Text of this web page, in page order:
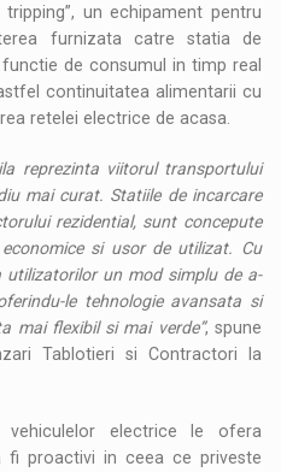
un echipament pentru
furnizata catre statia de
de consumul in timp real
continuitatea alimentarii cu
retelei electrice de acasa.
reprezinta viitorul transportului
mai curat. Statiile de incarcare
rezidential, sunt concepute
si usor de utilizat. Cu
un mod simplu de a-
le tehnologie avansata si
mai flexibil si mai verde”, spune
Tablotieri si Contractori la
electrice le ofera
fi proactivi in ceea ce priveste